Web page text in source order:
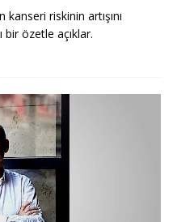
riskinin artışını
bir özetle açıklar.